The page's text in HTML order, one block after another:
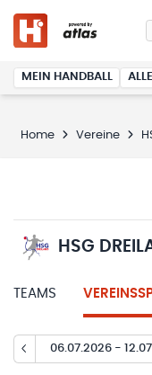
MEIN HANDBALL
Home Vereine
HSG
TEAMS
06.07.2026 -